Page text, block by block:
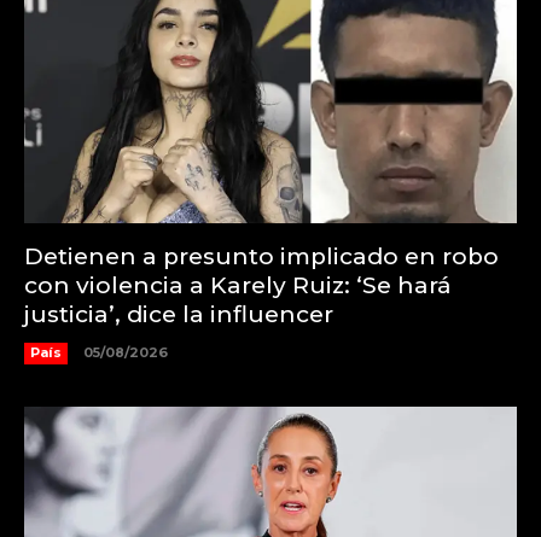
Detienen a presunto implicado en robo
con violencia a Karely Ruiz: ‘Se hará
justicia’, dice la influencer
País 05/08/2026